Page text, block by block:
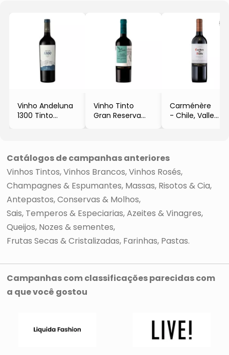
Vinho Andeluna
1300 Tinto
Mendoza
- 750ml
- Andeluna
Vinho Tinto
Gran Reserva
- Chile
- 750ml
- Concha y Toro
Carménère
- Chile, Valle
Catálogos de campanhas anteriores
Vinhos Tintos Vinhos Brancos Vinhos Rosés
Champagnes & Espumantes Massas, Risotos & Cia
Antepastos, Conservas & Molhos
Sais, Temperos & Especiarias Azeites & Vinagres
Queijos Nozes & sementes
Frutas Secas & Cristalizadas Farinhas Pastas
Campanhas com classificações parecidas com
a que você gostou